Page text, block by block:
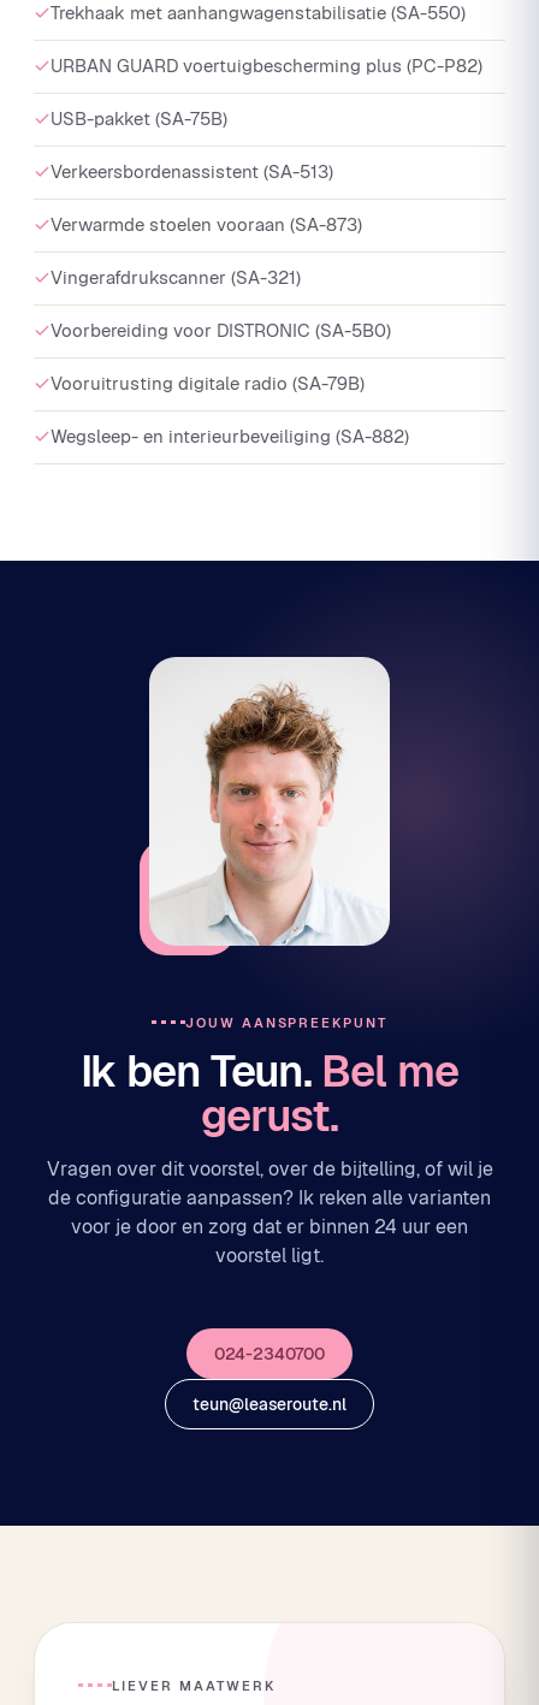
Trekhaak met aanhangwagenstabilisatie (SA-550)
URBAN GUARD voertuigbescherming plus (PC-P82)
USB-pakket (SA-75B)
Verkeersbordenassistent (SA-513)
Verwarmde stoelen vooraan (SA-873)
Vingerafdrukscanner (SA-321)
Voorbereiding voor DISTRONIC (SA-5B0)
Vooruitrusting digitale radio (SA-79B)
Wegsleep- en interieurbeveiliging (SA-882)
JOUW AANSPREEKPUNT
Ik ben Teun. Bel me
gerust.
Vragen over dit voorstel, over de bijtelling, of wil je
de configuratie aanpassen? Ik reken alle varianten
voor je door en zorg dat er binnen 24 uur een
voorstel ligt.
024-2340700
teun@leaseroute.nl
LIEVER MAATWERK